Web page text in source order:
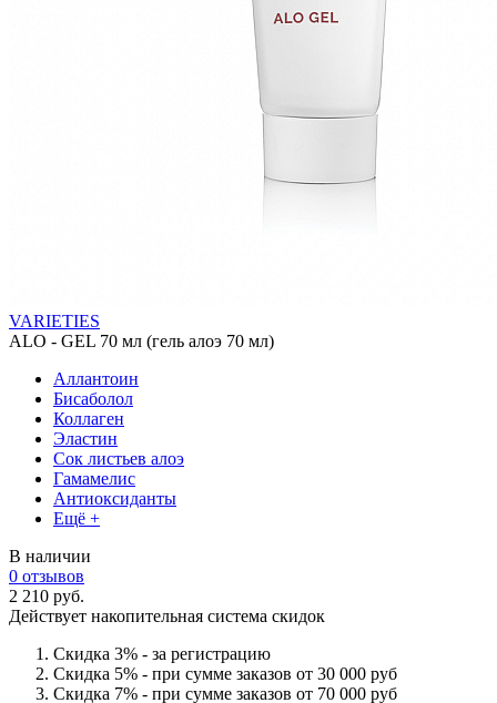
VARIETIES
ALO - GEL 70 мл (гель алоэ 70 мл)
Аллантоин
Бисаболол
Коллаген
Эластин
Сок листьев алоэ
Гамамелис
Антиоксиданты
Ещё +
В наличии
0 отзывов
2 210 руб.
Действует накопительная система скидок
Скидка 3% - за регистрацию
Скидка 5% - при сумме заказов от 30 000 руб
Скидка 7% - при сумме заказов от 70 000 руб